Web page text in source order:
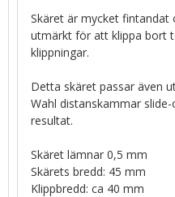
Skäret är mycket fintandat
utmärkt för att klippa bort
klippningar.
Detta skäret passar även
Wahl distanskammar
resultat.
Skäret lämnar 0,5 mm
Skärets bredd: 45 mm
Klippbredd: ca 40 mm